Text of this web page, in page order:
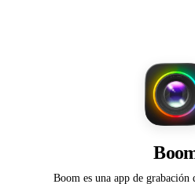
Boom es una app de